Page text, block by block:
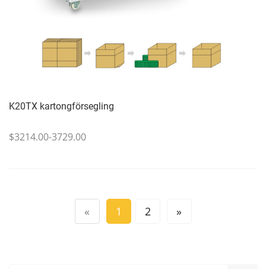
K20TX kartongförsegling
$3214.00-3729.00
« 1 2 »